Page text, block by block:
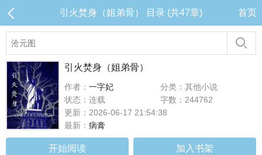
引火焚身（姐弟骨） 目录 (共47章) 首页
引火焚身（姐弟骨）
作者： 一字妃
分类：其他小说
状态：连载
字数：244762
更新：2026-06-17 21:54:38
最新： 病膏
开始阅读 加入书架